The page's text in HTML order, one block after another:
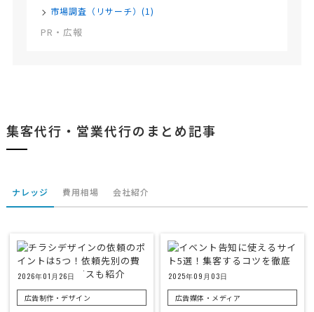
市場調査（リサーチ）(1)
PR・広報
集客代行・営業代行のまとめ記事
ナレッジ 費用相場 会社紹介
2026年01月26日
広告制作・デザイン
2025年09月03日
広告媒体・メディア